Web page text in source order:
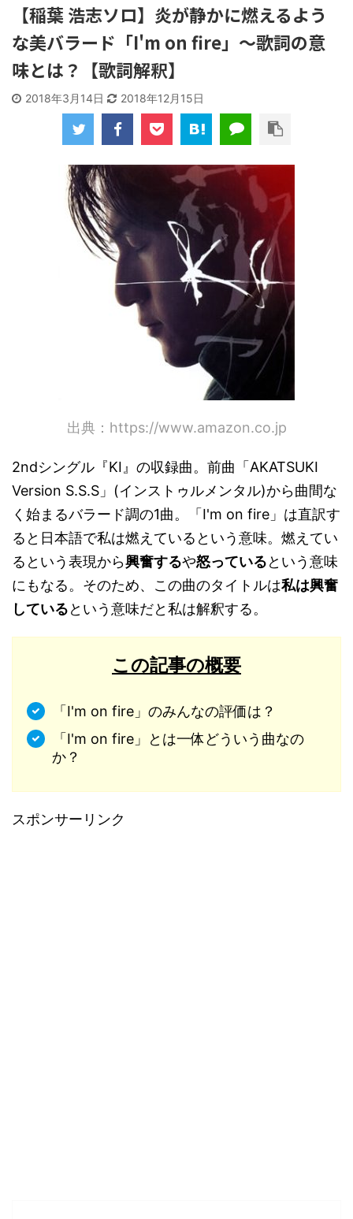
【稲葉 浩志ソロ】炎が静かに燃えるよう
な美バラード「I'm on fire」～歌詞の意
味とは？【歌詞解釈】
2018年3月14日 2018年12月15日
出典：https://www.amazon.co.jp
2ndシングル『KI』の収録曲。前曲「AKATSUKI
Version S.S.S」(インストゥルメンタル)から曲間な
く始まるバラード調の1曲。「I'm on fire」は直訳す
ると日本語で私は燃えているという意味。燃えてい
るという表現から興奮するや怒っているという意味
にもなる。そのため、この曲のタイトルは私は興奮
しているという意味だと私は解釈する。
この記事の概要
「I'm on fire」のみんなの評価は？
「I'm on fire」とは一体どういう曲なの
か？
スポンサーリンク